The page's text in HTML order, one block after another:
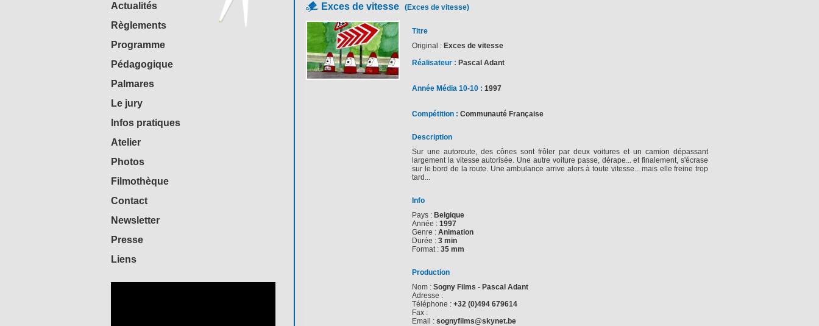
Actualités
Règlements
Programme
Pédagogique
Palmares
Le jury
Infos pratiques
Atelier
Photos
Filmothèque
Contact
Newsletter
Presse
Liens
Exces de vitesse (Exces de vitesse)
Titre
Original : Exces de vitesse
Réalisateur : Pascal Adant
Année Média 10-10 : 1997
Compétition : Communauté Française
Description
Sur une autoroute, des cônes sont frôler par deux voitures et un camion dépassant
largement la vitesse autorisée. Une autre voiture passe, dérape... et finalement, s'écrase
sur le bord de la route. Une ambulance arrive alors à toute vitesse... mais elle freine trop
tard...
Info
Pays : Belgique
Année : 1997
Genre : Animation
Durée : 3 min
Format : 35 mm
Production
Nom : Sogny Films - Pascal Adant
Adresse :
Téléphone : +32 (0)494 679614
Fax :
Email : sognyfilms@skynet.be